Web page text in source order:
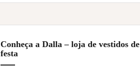
Conheça a Dalla – loja de vestidos de
festa